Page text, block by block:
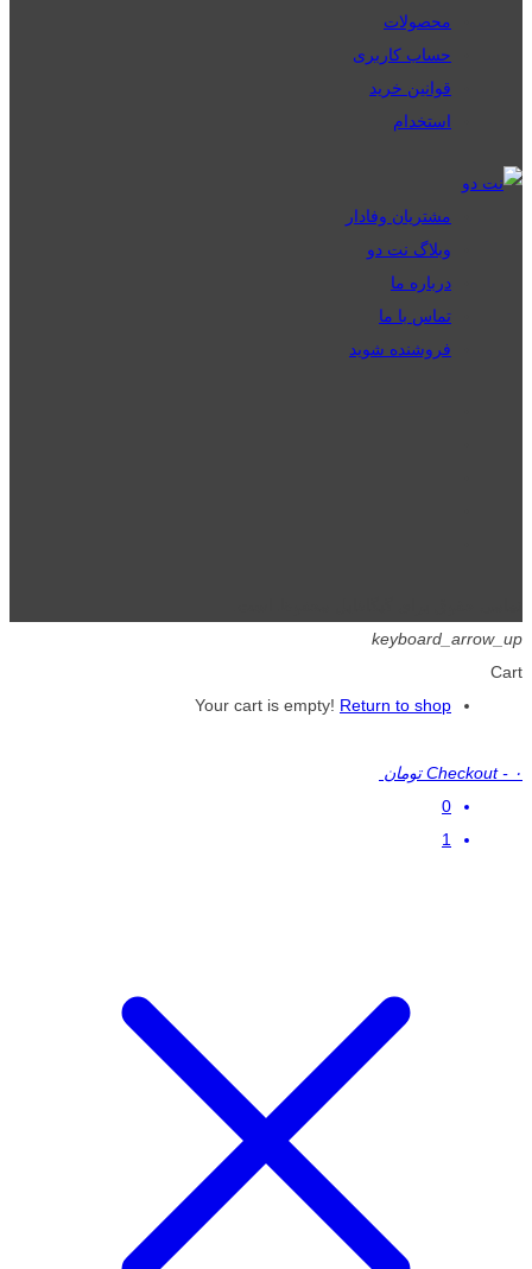
محصولات
حساب کاربری
قوانین خرید
استخدام
مشتریان وفادار
وبلاگ نت دو
درباره ما
تماس با ما
فروشنده شوید
keyboard_arrow_up
Cart
Your cart is empty! Return to shop
Checkout - ۰ تومان
0
1